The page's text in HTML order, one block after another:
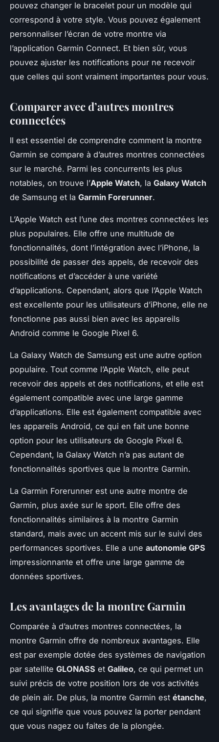
pouvez changer le bracelet pour un modèle qui
correspond à votre style. Vous pouvez également
personnaliser l’écran de votre montre via
l’application Garmin Connect. Et bien sûr, vous
pouvez ajuster les notifications pour ne recevoir
que celles qui sont vraiment importantes pour vous.
Comparer avec d’autres montres
connectées
Il est essentiel de comprendre comment la montre
Garmin se compare à d’autres montres connectées
sur le marché. Parmi les concurrents les plus
notables, on trouve l’Apple Watch, la Galaxy Watch
de Samsung et la Garmin Forerunner.
L’Apple Watch est l’une des montres connectées les
plus populaires. Elle offre une multitude de
fonctionnalités, dont l’intégration avec l’iPhone, la
possibilité de passer des appels, de recevoir des
notifications et d’accéder à une variété
d’applications. Cependant, alors que l’Apple Watch
est excellente pour les utilisateurs d’iPhone, elle ne
fonctionne pas aussi bien avec les appareils
Android comme le Google Pixel 6.
La Galaxy Watch de Samsung est une autre option
populaire. Tout comme l’Apple Watch, elle peut
recevoir des appels et des notifications, et elle est
également compatible avec une large gamme
d’applications. Elle est également compatible avec
les appareils Android, ce qui en fait une bonne
option pour les utilisateurs de Google Pixel 6.
Cependant, la Galaxy Watch n’a pas autant de
fonctionnalités sportives que la montre Garmin.
La Garmin Forerunner est une autre montre de
Garmin, plus axée sur le sport. Elle offre des
fonctionnalités similaires à la montre Garmin
standard, mais avec un accent mis sur le suivi des
performances sportives. Elle a une autonomie GPS
impressionnante et offre une large gamme de
données sportives.
Les avantages de la montre Garmin
Comparée à d’autres montres connectées, la
montre Garmin offre de nombreux avantages. Elle
est par exemple dotée des systèmes de navigation
par satellite GLONASS et Galileo, ce qui permet un
suivi précis de votre position lors de vos activités
de plein air. De plus, la montre Garmin est étanche,
ce qui signifie que vous pouvez la porter pendant
que vous nagez ou faites de la plongée.